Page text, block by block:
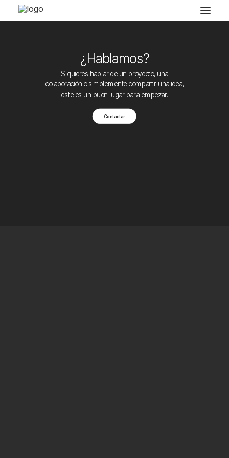
¿Hablamos?
Si quieres hablar de un proyecto, una
colaboración o simplemente compartir una idea,
este es un buen lugar para empezar.
Contactar